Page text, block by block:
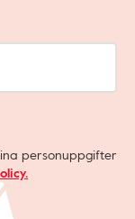
personuppgifter